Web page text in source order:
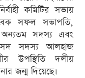
কমিটির সভায়
সফল সভাপতি,
অন্যতম সদস্য এবং
সদস্য আলহাজ
উপস্থিতি দলীয়
জন্ম দিয়েছে।